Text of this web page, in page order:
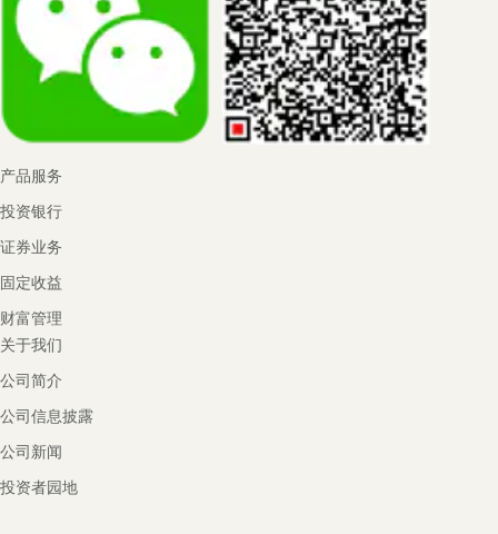
产品服务
投资银行
证券业务
固定收益
财富管理
关于我们
公司简介
公司信息披露
公司新闻
投资者园地